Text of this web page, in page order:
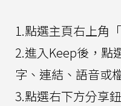
1.點選主頁右上角
2.進入Keep後，點
字、連結、語音或
3.點選右下方分享